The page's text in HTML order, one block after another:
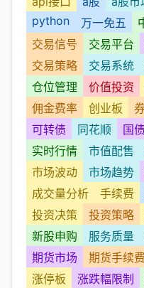
python
万一免五
交易信号
交易平台
交易策略
交易系统
仓位管理
价值投资
佣金费率
创业板
可转债
同花顺 国
实时行情
市值配售
市场波动
市场趋势
成交量分析
手续费
投资决策
投资策略
新股申购
服务质量
期货市场
期货手续费
涨停板
涨跌幅限制